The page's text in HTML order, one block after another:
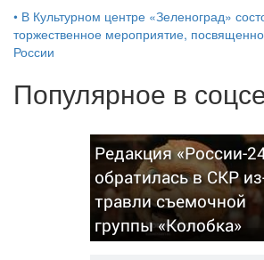
• В Культурном центре «Зеленоград»
торжественное мероприятие,
России
Популярное в
Редакция «России-
обратилась в СКР
травли съемочной
группы «Колобка»